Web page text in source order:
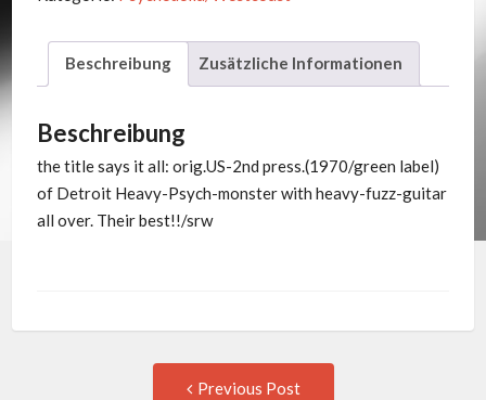
Beschreibung Zusätzliche Informationen
Beschreibung
the title says it all: orig.US-2nd press.(1970/green label)
of Detroit Heavy-Psych-monster with heavy-fuzz-guitar
all over. Their best!!/srw
Previous Post